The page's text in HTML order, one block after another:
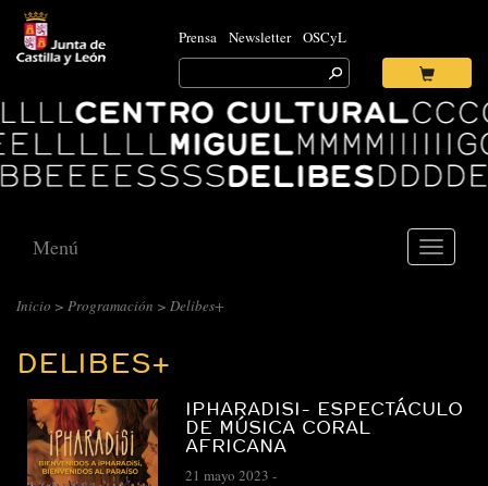
Prensa Newsletter OSCyL
Search
for:
Ok
Centro
Cultural
Miguel
Delibes
Toggle
Menú
CENTRO
MIGUEL
DELIBES
::
ARCHIVO
Inicio > Programación > Delibes+
DELIBES+
IPHARADISI- ESPECTÁCULO
DE MÚSICA CORAL
AFRICANA
21 mayo 2023 -